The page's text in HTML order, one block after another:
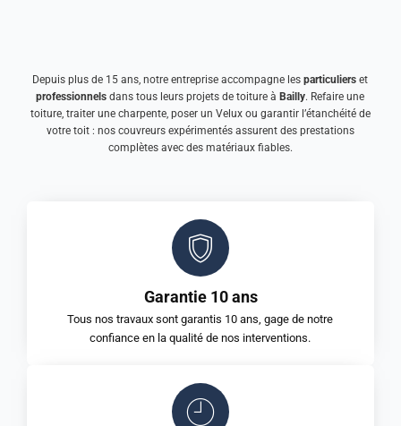
Depuis plus de 15 ans, notre entreprise accompagne lesparticuliers et
professionnels dans tous leurs projets de toiture à Bailly. Refaire une
toiture, traiter une charpente, poser un Velux ou garantir l’étanchéité de
votre toit : nos couvreurs expérimentés assurent des prestations
complètes avec des matériaux fiables.
Garantie 10 ans
Tous nos travaux sont garantis 10 ans, gage de notre
confiance en la qualité de nos interventions.